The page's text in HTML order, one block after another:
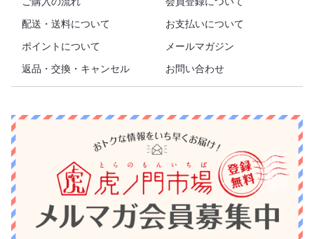
配送・送料について
お支払いについて
ポイントについて
メールマガジン
返品・交換・キャンセル
お問い合わせ